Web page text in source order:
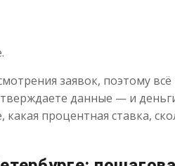
заявок, поэтому
данные — и
процентная ставка,